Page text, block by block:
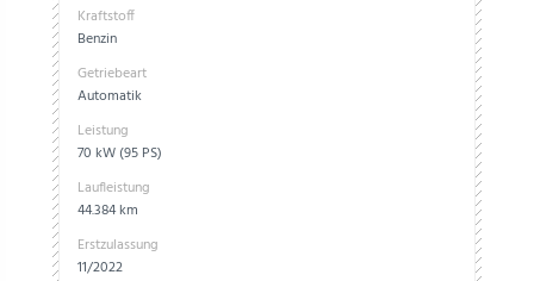
Kraftstoff
Benzin
Getriebeart
Automatik
Leistung
70 kW (95 PS)
Laufleistung
44.384 km
Erstzulassung
11/2022